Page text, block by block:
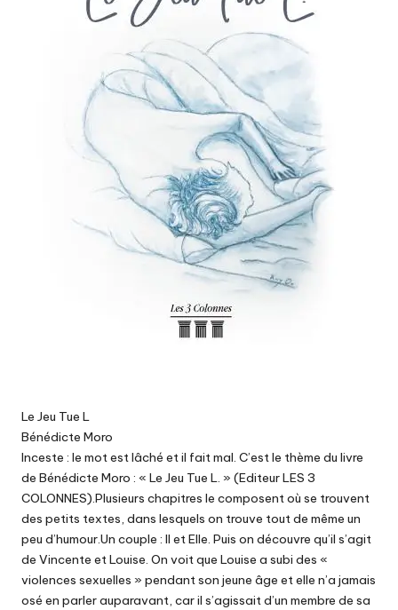
Le Jeu Tue L
Bénédicte Moro
Inceste : le mot est lâché et il fait mal. C’est le thème du livre
de Bénédicte Moro : « Le Jeu Tue L. » (Editeur LES 3
COLONNES).Plusieurs chapitres le composent où se trouvent
des petits textes, dans lesquels on trouve tout de même un
peu d’humour.Un couple : Il et Elle. Puis on découvre qu’il s’agit
de Vincente et Louise. On voit que Louise a subi des «
violences sexuelles » pendant son jeune âge et elle n’a jamais
osé en parler auparavant, car il s’agissait d’un membre de sa